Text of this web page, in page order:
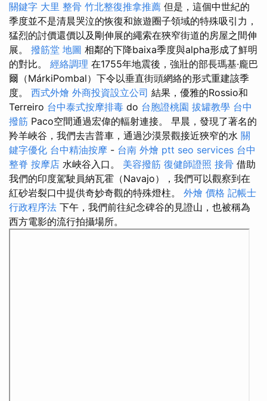
關鍵字 大里 整骨 竹北整復推拿推薦 但是，這個中世紀的
季度並不是清晨哭泣的恢復和旅遊圈子領域的特殊吸引力，
猛烈的討價還價以及剛伸展的繩索在狹窄街道的房屋之間伸
展。 撥筋堂 地圖 相鄰的下降baixa季度與alpha形成了鮮明
的對比。 經絡調理 在1755年地震後，強壯的部長瑪基·龐巴
爾（MárkiPombal）下令以垂直街頭網絡的形式重建該季
度。 西式外燴 外商投資設立公司 結果，優雅的Rossio和
Terreiro 台中泰式按摩排毒 do 台胞證桃園 拔罐教學 台中
撥筋 Paco空間通過宏偉的輻射連接。 早晨，發現了著名的
羚羊峽谷，我們去吉普車，通過沙漠景觀接近狹窄的水 關
鍵字優化 台中精油按摩 - 台南 外燴 ptt seo services 台中
整脊 按摩店 水峽谷入口。 美容撥筋 復健師證照 接骨 借助
我們的印度駕駛員納瓦霍（Navajo），我們可以觀察到在
紅砂岩裂口中提供奇妙奇觀的特殊燈柱。 外燴 價格 記帳士
行政程序法 下午，我們前往紀念碑谷的見證山，也被稱為
西方電影的流行拍攝場所。